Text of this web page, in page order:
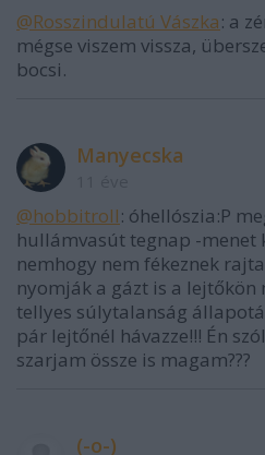
@Rosszindulatú Vászka: a
mégse viszem vissza,
bocsi.
Manyecska
@hobbitroll: óhellószia:P
hullámvasút tegnap -menet
nemhogy nem fékeznek
nyomják a gázt is a
tellyes súlytalanság
pár lejtőnél hávazze!!! Én
szarjam össze is magam???
(-o-)